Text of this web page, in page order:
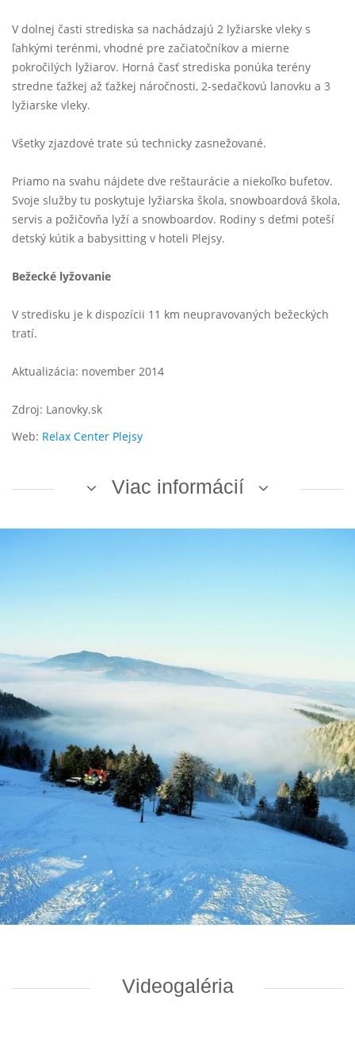
V dolnej časti strediska sa nachádzajú 2 lyžiarske vleky s
ľahkými terénmi, vhodné pre začiatočníkov a mierne
pokročilých lyžiarov. Horná časť strediska ponúka terény
stredne ťažkej až ťažkej náročnosti, 2-sedačkovú lanovku a 3
lyžiarske vleky.
Všetky zjazdové trate sú technicky zasnežované.
Priamo na svahu nájdete dve reštaurácie a niekoľko bufetov.
Svoje služby tu poskytuje lyžiarska škola, snowboardová škola,
servis a požičovňa lyží a snowboardov. Rodiny s deťmi poteší
detský kútik a babysitting v hoteli Plejsy.
Bežecké lyžovanie
V stredisku je k dispozícii 11 km neupravovaných bežeckých
tratí.
Aktualizácia: november 2014
Zdroj: Lanovky.sk
Web: Relax Center Plejsy
Viac informácií
Videogaléria